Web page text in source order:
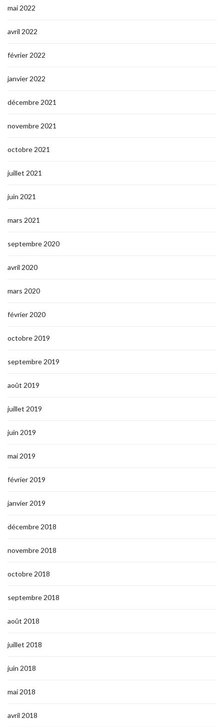
mai 2022
avril 2022
février 2022
janvier 2022
décembre 2021
novembre 2021
octobre 2021
juillet 2021
juin 2021
mars 2021
septembre 2020
avril 2020
mars 2020
février 2020
octobre 2019
septembre 2019
août 2019
juillet 2019
juin 2019
mai 2019
février 2019
janvier 2019
décembre 2018
novembre 2018
octobre 2018
septembre 2018
août 2018
juillet 2018
juin 2018
mai 2018
avril 2018